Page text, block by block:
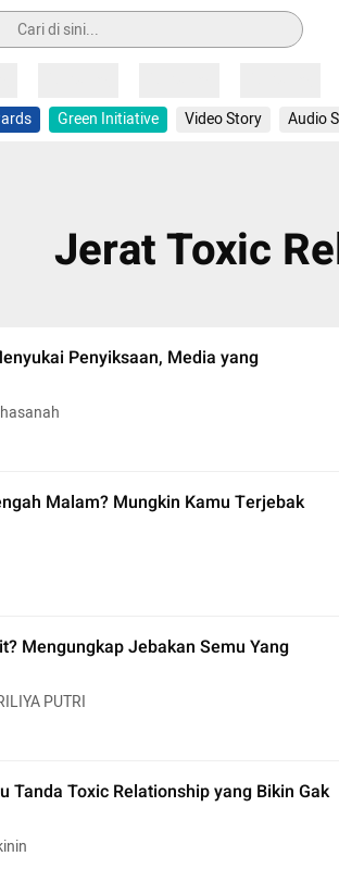
Green Initiative Video Story Audio
Jerat Toxic
Penyiksaan, Media yang
Malam? Mungkin Kamu Terjebak
Mengungkap Jebakan Semu Yang
PUTRI
Tanda Toxic Relationship yang Bikin Gak